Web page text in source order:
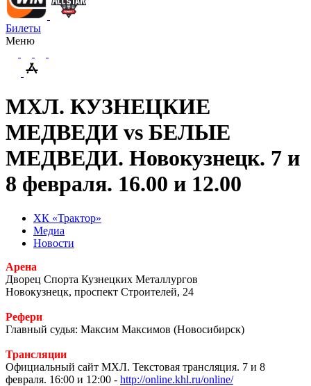
Билеты
Меню
МХЛ. КУЗНЕЦКИЕ
МЕДВЕДИ vs БЕЛЫЕ
МЕДВЕДИ. Новокузнецк. 7 и
8 февраля. 16.00 и 12.00
ХК «Трактор»
Медиа
Новости
Арена
Дворец Спорта Кузнецких Металлургов
Новокузнецк, проспект Строителей, 24
Рефери
Главный судья: Максим Максимов (Новосибирск)
Трансляции
Официальный сайт МХЛ. Текстовая трансляция. 7 и 8
февраля. 16:00 и 12:00 - http://online.khl.ru/online/